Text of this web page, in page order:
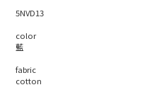
5NVD13
color
藍
fabric
cotton